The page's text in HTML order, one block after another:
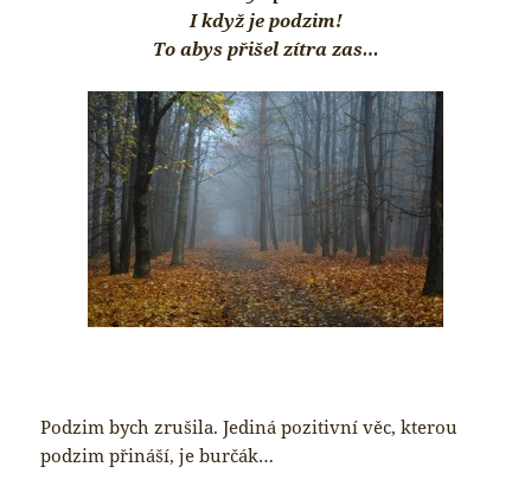
I když je podzim!
To abys přišel zítra zas…
Podzim bych zrušila. Jediná pozitivní věc, kterou
podzim přináší, je burčák…